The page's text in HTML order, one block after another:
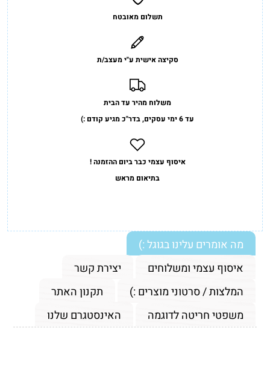
תשלום מאובטח
סקיצה אישית ע"י מעצב/ת
משלוח מהיר עד הבית
עד 6 ימי עסקים, בדר"כ מגיע קודם :)
איסוף עצמי כבר ביום ההזמנה !
בתיאום מראש
מה אומרים עלינו בגוגל :)
איסוף עצמי ומשלוחים
יצירת קשר
המלצות / סרטוני מוצרים :)
תקנון האתר
משפטי חריטה לדוגמה
האינסטגרם שלנו